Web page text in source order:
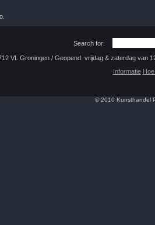
Search for:
VL Groningen / Geopend: vrijdag & zaterdag van
Informatie
© 2010 Kunsthandel